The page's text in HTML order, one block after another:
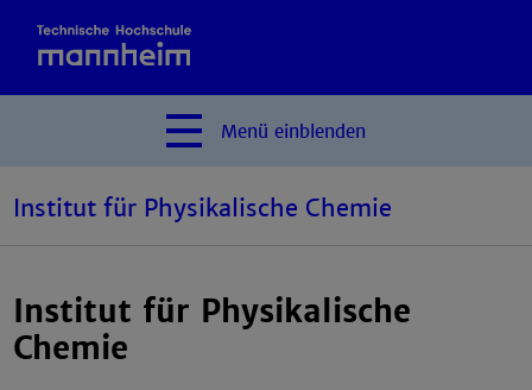
Menü einblenden
Institut für Physikalische Chemie
Institut für Physikalische
Chemie